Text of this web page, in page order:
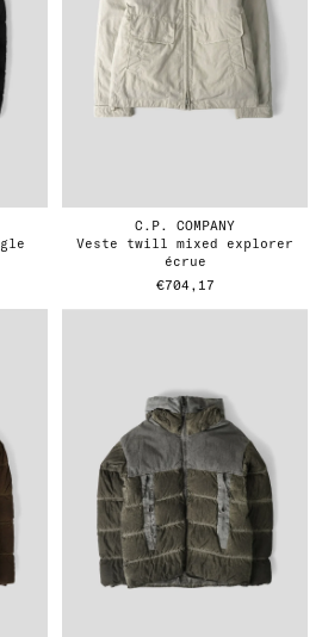
C.P. COMPANY
veste twill mixed explorer
écrue
€704,17